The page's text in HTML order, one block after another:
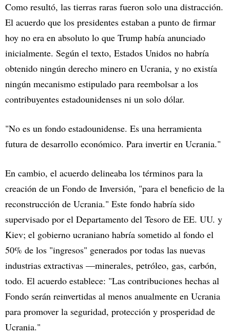
Como resultó, las tierras raras fueron solo una distracción.
El acuerdo que los presidentes estaban a punto de firmar
hoy no era en absoluto lo que Trump había anunciado
inicialmente. Según el texto, Estados Unidos no habría
obtenido ningún derecho minero en Ucrania, y no existía
ningún mecanismo estipulado para reembolsar a los
contribuyentes estadounidenses ni un solo dólar.
"No es un fondo estadounidense. Es una herramienta
futura de desarrollo económico. Para invertir en Ucrania."
En cambio, el acuerdo delineaba los términos para la
creación de un Fondo de Inversión, "para el beneficio de la
reconstrucción de Ucrania." Este fondo habría sido
supervisado por el Departamento del Tesoro de EE. UU. y
Kiev; el gobierno ucraniano habría sometido al fondo el
50% de los "ingresos" generados por todas las nuevas
industrias extractivas —minerales, petróleo, gas, carbón,
todo. El acuerdo establece: "Las contribuciones hechas al
Fondo serán reinvertidas al menos anualmente en Ucrania
para promover la seguridad, protección y prosperidad de
Ucrania."